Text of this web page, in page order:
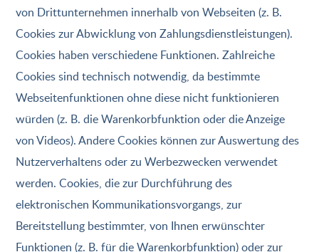
von Drittunternehmen innerhalb von Webseiten (z. B.
Cookies zur Abwicklung von Zahlungsdienstleistungen).
Cookies haben verschiedene Funktionen. Zahlreiche
Cookies sind technisch notwendig, da bestimmte
Webseitenfunktionen ohne diese nicht funktionieren
würden (z. B. die Warenkorbfunktion oder die Anzeige
von Videos). Andere Cookies können zur Auswertung des
Nutzerverhaltens oder zu Werbezwecken verwendet
werden. Cookies, die zur Durchführung des
elektronischen Kommunikationsvorgangs, zur
Bereitstellung bestimmter, von Ihnen erwünschter
Funktionen (z. B. für die Warenkorbfunktion) oder zur